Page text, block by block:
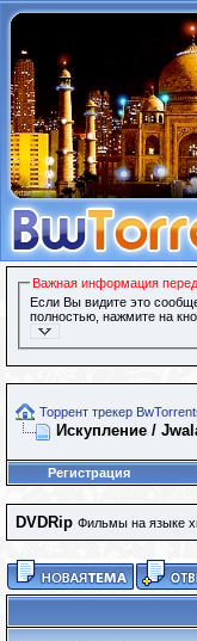
Важная информация перед
Если Вы видите это
полностью, нажмите на
Торрент трекер
Искупление /
Регистрация
DVDRip Фильмы на языке